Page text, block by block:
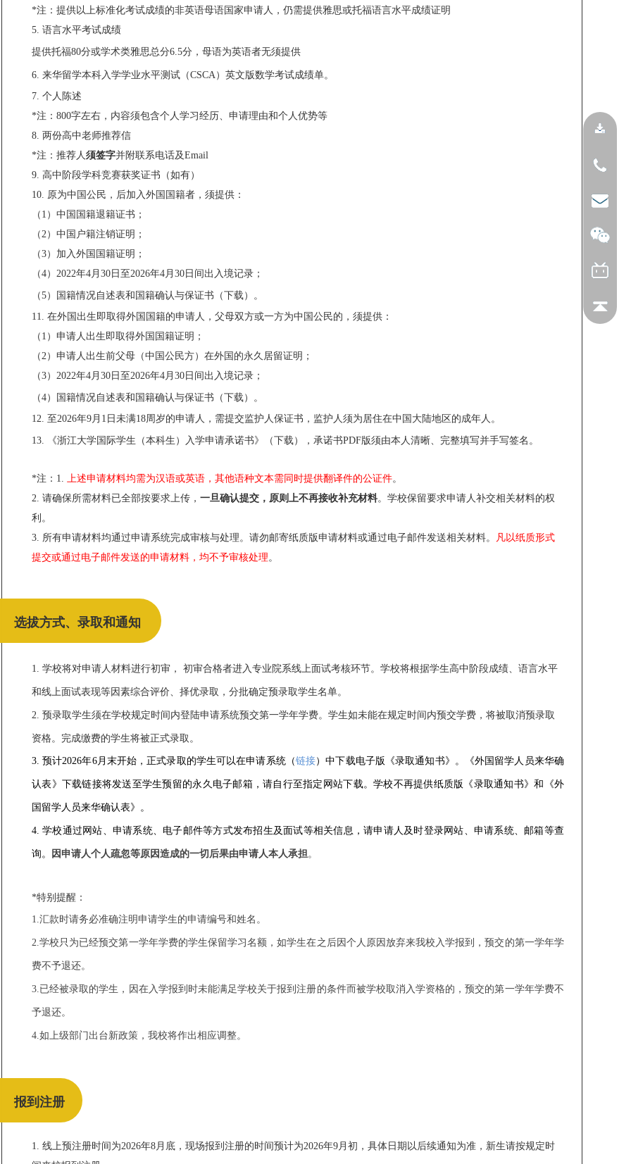
*注： 提供以上标准化考试成绩的非英语母语国家申请人，仍需提供雅思或托福语言水平成绩证明
5. 语言水平考试成绩
提供托福80分或学术类雅思总分6.5分， 母语为英语者无须提供
6. 来华留学本科入学学业水平测试（CSCA）英文版数学考试成绩单。
7. 个人陈述
*注：800字左右，内容须包含个人学习经历、申请理由和个人优势等
8. 两份高中老师推荐信
*注：推荐人须签字并附联系电话及Email
9. 高中阶段学科竞赛获奖证书（如有）
10. 原为中国公民，后加入外国国籍者，须提供：
（1）中国国籍退籍证书；
（2）中国户籍注销证明；
（3）加入外国国籍证明；
（4）2022年4月30日至2026年4月30日间出入境记录；
（5）国籍情况自述表和国籍确认与保证书（下载）。
11. 在外国出生即取得外国国籍的申请人，父母双方或一方为中国公民的，须提供：
（1）申请人出生即取得外国国籍证明；
（2）申请人出生前父母（中国公民方）在外国的永久居留证明；
（3）2022年4月30日至2026年4月30日间出入境记录；
（4）国籍情况自述表和国籍确认与保证书（下载）。
12. 至2026年9月1日未满18周岁的申请人，需提交监护人保证书 ，监护人须为居住在中国大陆地区的成年人。
13. 《浙江大学国际学生（本科生）入学申请承诺书》（下载），承诺书PDF版须由本人清晰、完整填写并手写签名。
*注：1. 上述申请材料均需为汉语或英语，其他语种文本需同时提供翻译件的公证件。
2. 请确保所需材料已全部按要求上传， 一旦确认提交，原则上不再接收补充材料。学校保留要求申请人补交相关材料的权
利。
3. 所有申请材料均通过申请系统完成审核与处理。请勿邮寄纸质版申请材料或通过电子邮件发送相关材料。
凡以纸质形式
提交或通过电子邮件发送的申请材料，均不予审核处理。
选拔方式、录取和通知
1. 学校将对申请人材料进行初审， 初审合格者进入专业院系线上面试考核环节。学校将根据学生高中阶段成绩、语言水平
和线上面试表现等因素综合评价、择优录取，分批确定预录取学生名单。
2. 预录取学生须在学校规定时间内登陆申请系统预交第一学年学费。 学生如未能在规定时间内预交学费，将被取消预录取
资格。完成缴费的学生将被正式录取。
3. 预计2026年6月末开始，正式录取的学生可以在申请系统（链接）中下载电子版《录取通知书》。《外国留学人员来华确
认表》下载链接将发送至学生预留的永久电子邮箱，请自行至指定网站下载。学校不再提供纸质版《录取通知书》和《外
国留学人员来华确认表》。
4. 学校通过网站、申请系统、电子邮件等方式发布招生及面试等相关信息，请申请人及时登录网站、申请系统、邮箱等查
询。 因申请人个人疏忽等原因造成的一切后果由申请人本人承担。
*特别提醒：
1.汇款时请务必准确注明申请学生的申请编号和姓名。
2.学校只为已经预交第一学年学费的学生保留学习名额，如学生在之后因个人原因放弃来我校入学报到，预交的第一学年学
费不予退还。
3.已经被录取的学生，因在入学报到时未能满足学校关于报到注册的条件而被学校取消入学资格的，预交的第一学年学费不
予退还。
4.如上级部门出台新政策，我校将作出相应调整。
报到注册
1. 线上预注册时间为2026年8月底，现场报到注册的时间预计为2026年9月初，具体日期以后续通知为准，新生请按规定时